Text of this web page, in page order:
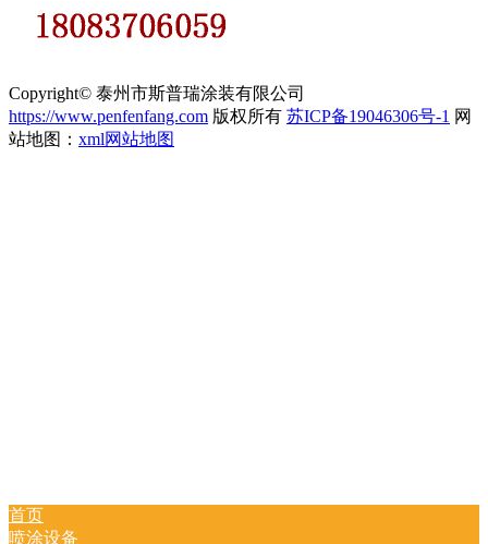
Copyright© 泰州市斯普瑞涂装有限公司
https://www.penfenfang.com 版权所有 苏ICP备19046306号-1 网
站地图： xml网站地图
首页
喷涂设备